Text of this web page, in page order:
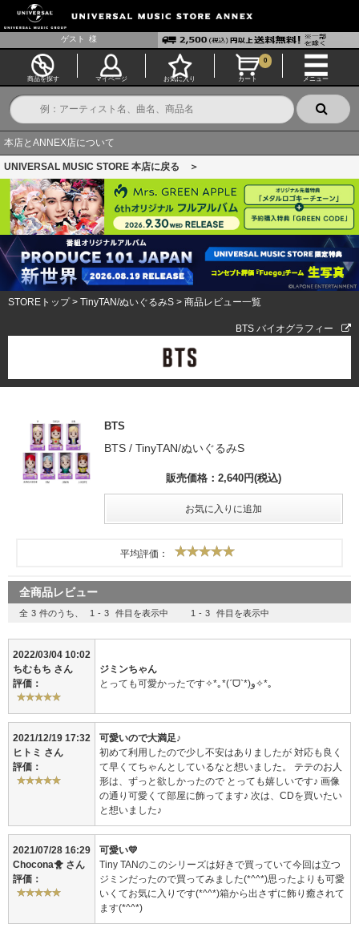
ゲスト 様
商品を探す マイページ お気に入り カート
0
メニュー
本店とANNEX店について
UNIVERSAL MUSIC STORE 本店に戻る ＞
STOREトップ> TinyTAN/ぬいぐるみS > 商品レビュー一覧
BTS バイオグラフィー
BTS
BTS / TinyTAN/ぬいぐるみS
販売価格：2,640円(税込)
平均評価：
全商品レビュー
全 3 件のうち、 1 - 3 件目を表示中 1 - 3 件目を表示中
2022/03/04 10:02
ちむもち さん
評価：
ジミンちゃん
とっても可愛かったです✧*｡*(ˊᗜˋ*)و✧*｡
2021/12/19 17:32
ヒトミ さん
評価：
可愛いので大満足♪
初めて利用したので少し不安はありましたが 対応も良く
て早くてちゃんとしているなと想いました。 テテのお人
形は、ずっと欲しかったので とっても嬉しいです♪ 画像
の通り可愛くて部屋に飾ってます♪ 次は、CDを買いたい
と想いました♪
2021/07/28 16:29
Chocona🐥 さん
評価：
可愛い💛
Tiny TANのこのシリーズは好きで買っていて今回は立つ
ジミンだったので買ってみました(*^^*)思ったよりも可愛
いくてお気に入りです(*^^*)箱から出さずに飾り癒されて
ます(*^^*)